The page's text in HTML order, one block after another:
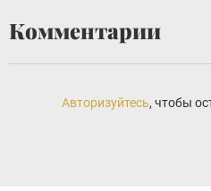
Комментарии
Авторизуйтесь, чтобы